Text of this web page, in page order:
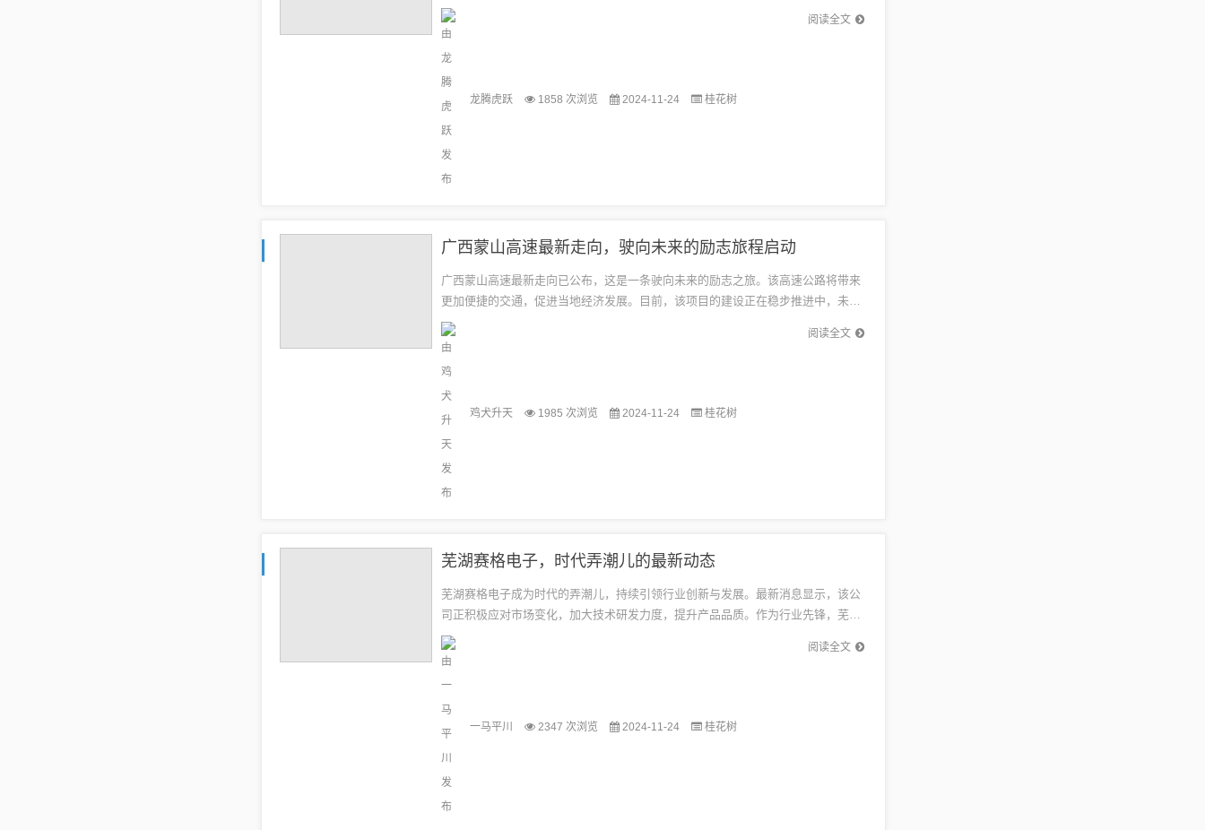
念先进，功能强大，性能卓越，不仅提升了用户体验，还预示着未来科技的发展
趋...
阅读全文
龙腾虎跃 1858 次浏览 2024-11-24 桂花树
广西蒙山高速最新走向，驶向未来的励志旅程启动
广西蒙山高速最新走向已公布，这是一条驶向未来的励志之旅。该高速公路将带来
更加便捷的交通，促进当地经济发展。目前，该项目的建设正在稳步推进中，未来
将为当地人民带来更加美好的生活。这条高速公路的建设将极大地改善交通状
况，...
阅读全文
鸡犬升天 1985 次浏览 2024-11-24 桂花树
芜湖赛格电子，时代弄潮儿的最新动态
芜湖赛格电子成为时代的弄潮儿，持续引领行业创新与发展。最新消息显示，该公
司正积极应对市场变化，加大技术研发力度，提升产品品质。作为行业先锋，芜湖
赛格电子不断追求卓越，以高效的生产能力和优质的服务赢得客户的信赖。详情
待...
阅读全文
一马平川 2347 次浏览 2024-11-24 桂花树